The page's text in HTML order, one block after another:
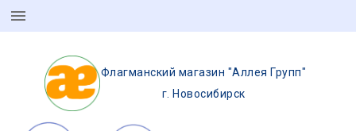
Флагманский магазин "Аллея Групп"
г. Новосибирск